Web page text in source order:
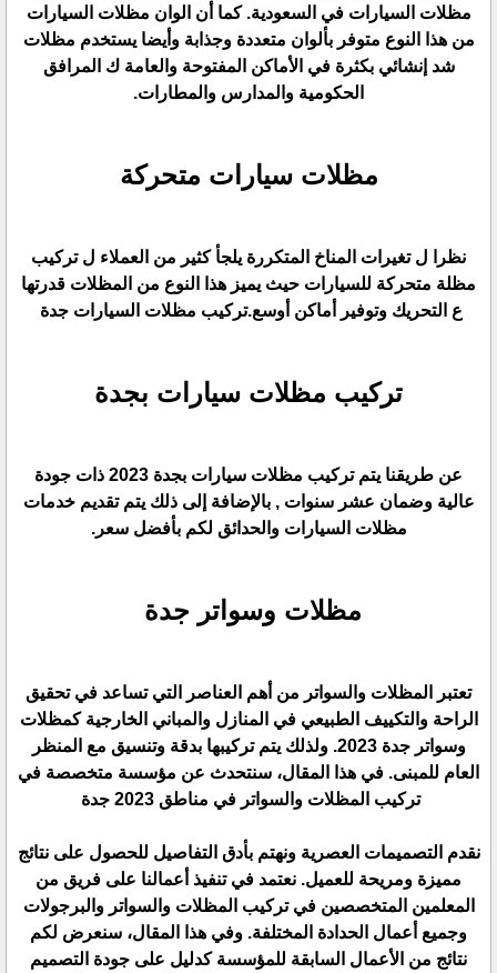
مظلات السيارات في السعودية. كما أن الوان مظلات السيارات
من هذا النوع متوفر بألوان متعددة وجذابة وأيضا يستخدم مظلات
شد إنشائي بكثرة في الأماكن المفتوحة والعامة ك المرافق
الحكومية والمدارس والمطارات.
مظلات سيارات متحركة
نظرا ل تغيرات المناخ المتكررة يلجأ كثير من العملاء ل تركيب
مظلة متحركة للسيارات حيث يميز هذا النوع من المظلات قدرتها
ع التحريك وتوفير أماكن أوسع.تركيب مظلات السيارات جدة
تركيب مظلات سيارات بجدة
عن طريقنا يتم تركيب مظلات سيارات بجدة 2023 ذات جودة
عالية وضمان عشر سنوات , بالإضافة إلى ذلك يتم تقديم خدمات
مظلات السيارات والحدائق لكم بأفضل سعر.
مظلات وسواتر جدة
تعتبر المظلات والسواتر من أهم العناصر التي تساعد في تحقيق
الراحة والتكييف الطبيعي في المنازل والمباني الخارجية كمظلات
وسواتر جدة 2023. ولذلك يتم تركيبها بدقة وتنسيق مع المنظر
العام للمبنى. في هذا المقال، سنتحدث عن مؤسسة متخصصة في
تركيب المظلات والسواتر في مناطق 2023 جدة
نقدم التصميمات العصرية ونهتم بأدق التفاصيل للحصول على نتائج
مميزة ومريحة للعميل. نعتمد في تنفيذ أعمالنا على فريق من
المعلمين المتخصصين في تركيب المظلات والسواتر والبرجولات
وجميع أعمال الحدادة المختلفة. وفي هذا المقال، سنعرض لكم
نتائج من الأعمال السابقة للمؤسسة كدليل على جودة التصميم